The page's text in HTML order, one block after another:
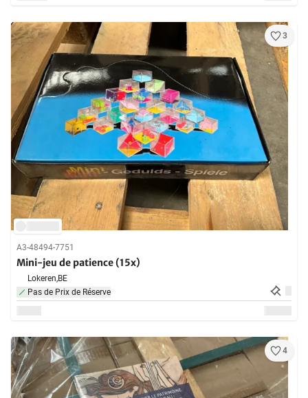
3
A3-48494-7751
Mini-jeu de patience (15x)
Lokeren,BE
Pas de Prix de Réserve
4